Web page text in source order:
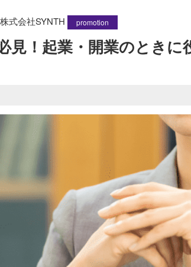
式会社SYNTH promotion
見！起業・開業のとき